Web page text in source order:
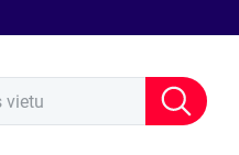
vietu